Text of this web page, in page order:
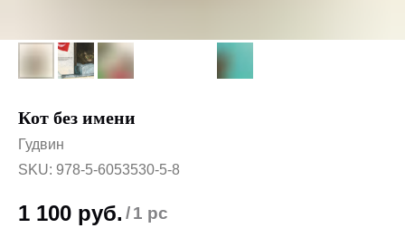
Кот без имени
Гудвин
SKU: 978-5-6053530-5-8
1 100 руб. /1 pc